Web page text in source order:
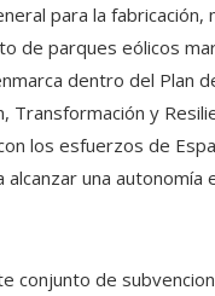
para la fabricación,
de parques eólicos
dentro del Plan
Transformación y
los esfuerzos de
alcanzar una autonomía
conjunto de